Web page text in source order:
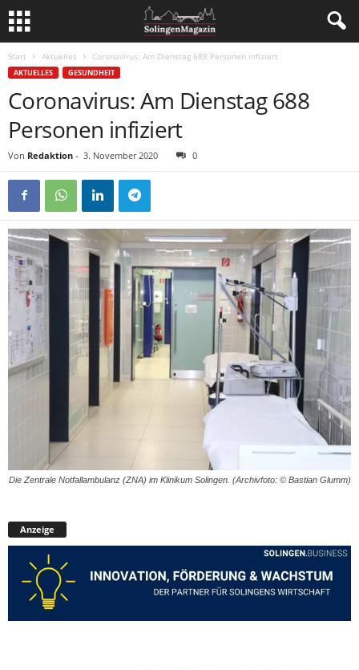
Start Aktuelles Coronavirus: Am Dienstag 688 Personen infiziert
AKTUELLES GESUNDHEIT
Coronavirus: Am Dienstag 688
Personen infiziert
Von Redaktion - 3. November 2020 0
Die Zentrale Notfallambulanz (ZNA) im Klinikum Solingen. (Archivfoto: © Bastian Glumm)
Anzeige